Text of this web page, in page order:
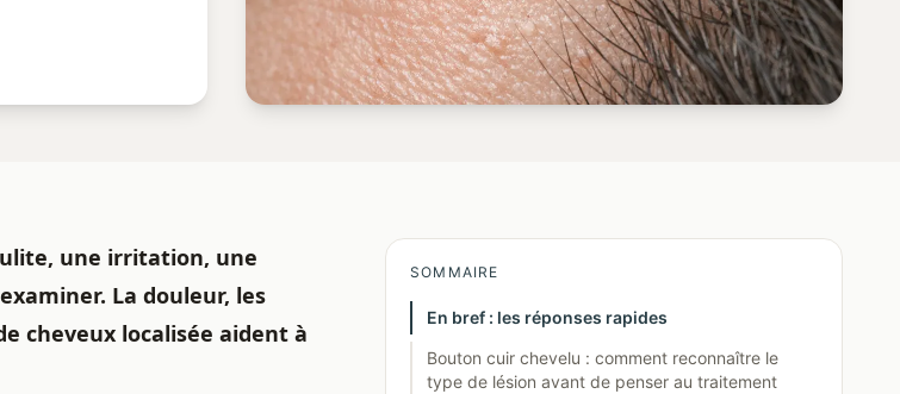
une irritation, une
La douleur, les
cheveux localisée aident à
SOMMAIRE
En bref : les réponses rapides
Bouton cuir chevelu : comment reconnaître le
type de lésion avant de penser au traitement